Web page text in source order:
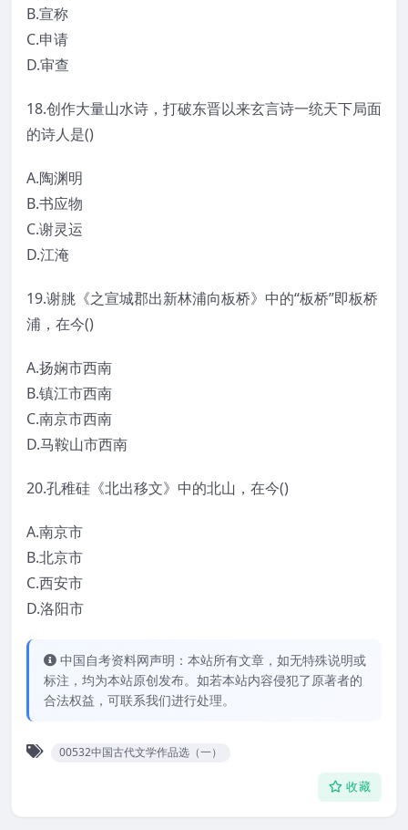
B.宣称
C.申请
D.审查
18.创作大量山水诗，打破东晋以来玄言诗一统天下局面
的诗人是()
A.陶渊明
B.书应物
C.谢灵运
D.江淹
19.谢朓《之宣城郡出新林浦向板桥》中的“板桥”即板桥
浦，在今()
A.扬娴市西南
B.镇江市西南
C.南京市西南
D.马鞍山市西南
20.孔稚硅《北出移文》中的北山，在今()
A.南京市
B.北京市
C.西安市
D.洛阳市
中国自考资料网声明：本站所有文章，如无特殊说明或
标注，均为本站原创发布。如若本站内容侵犯了原著者的
合法权益，可联系我们进行处理。
00532中国古代文学作品选（一）
收藏